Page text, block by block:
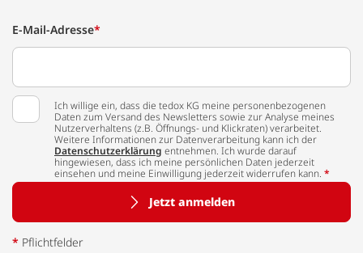
E-Mail-Adresse*
Ich willige ein, dass die tedox KG meine personenbezogenen
Daten zum Versand des Newsletters sowie zur Analyse meines
Nutzerverhaltens (z.B. Öffnungs- und Klickraten) verarbeitet.
Weitere Informationen zur Datenverarbeitung kann ich der
Datenschutzerklärung entnehmen. Ich wurde darauf
hingewiesen, dass ich meine persönlichen Daten jederzeit
einsehen und meine Einwilligung jederzeit widerrufen kann. *
Jetzt anmelden
* Pflichtfelder